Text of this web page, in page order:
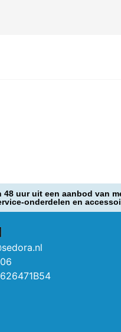
48 uur uit een aanbod van
onderdelen en